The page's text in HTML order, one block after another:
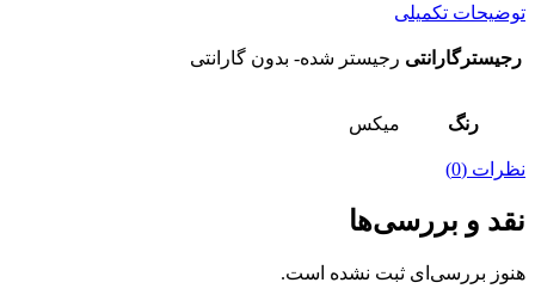
توضیحات تکمیلی
رجیسترگارانتی رجیستر شده- بدون گارانتی
رنگ میکس
نظرات (0)
نقد و بررسی‌ها
هنوز بررسی‌ای ثبت نشده است.